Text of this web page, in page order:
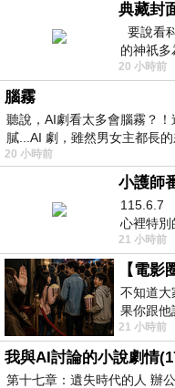
典藏封
要說看
的神祇
驚世駭俗
20 小時前
腦霧
聽說，AI劇看太多會腦霧？
膩...AI 劇，雖然男女主都長
20 小時前
115.6.7
心裡特別
智課的她,
21 小時前
不知道大
果你跟他
出一種慈
21 小時前
我與AI討論的小說劇情
第十七章：遺失時代的人 辦